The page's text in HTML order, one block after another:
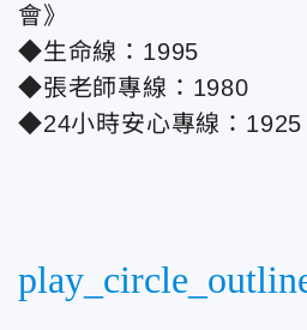
會》
◆生命線：1995
◆張老師專線：1980
◆24小時安心專線：1925